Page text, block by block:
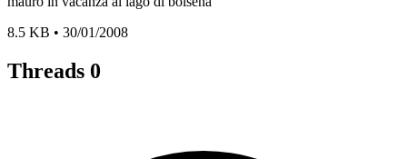
8.5 KB • 30/01/2008
Threads 0